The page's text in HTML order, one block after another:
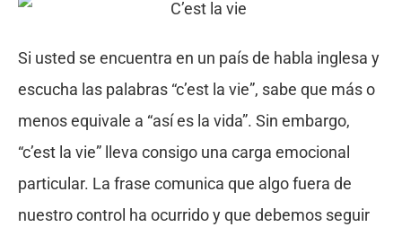
Si usted se encuentra en un país de habla inglesa y
escucha las palabras “c’est la vie”, sabe que más o
menos equivale a “así es la vida”. Sin embargo,
“c’est la vie” lleva consigo una carga emocional
particular. La frase comunica que algo fuera de
nuestro control ha ocurrido y que debemos seguir